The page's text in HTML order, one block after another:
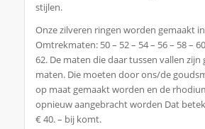
stijlen.
Onze zilveren ringen worden gemaakt
Omtrekmaten: 50 – 52 – 54 – 56 – 58 –
62. De maten die daar tussen vallen zijn
maten. Die moeten door ons/de
op maat gemaakt worden en de
opnieuw aangebracht worden Dat
€ 40. – bij komt.